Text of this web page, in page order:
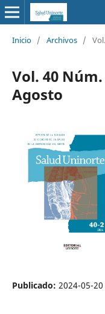
Inicio / Archivos /
Vol. 40
Agosto
Publicado: 2024-05-20